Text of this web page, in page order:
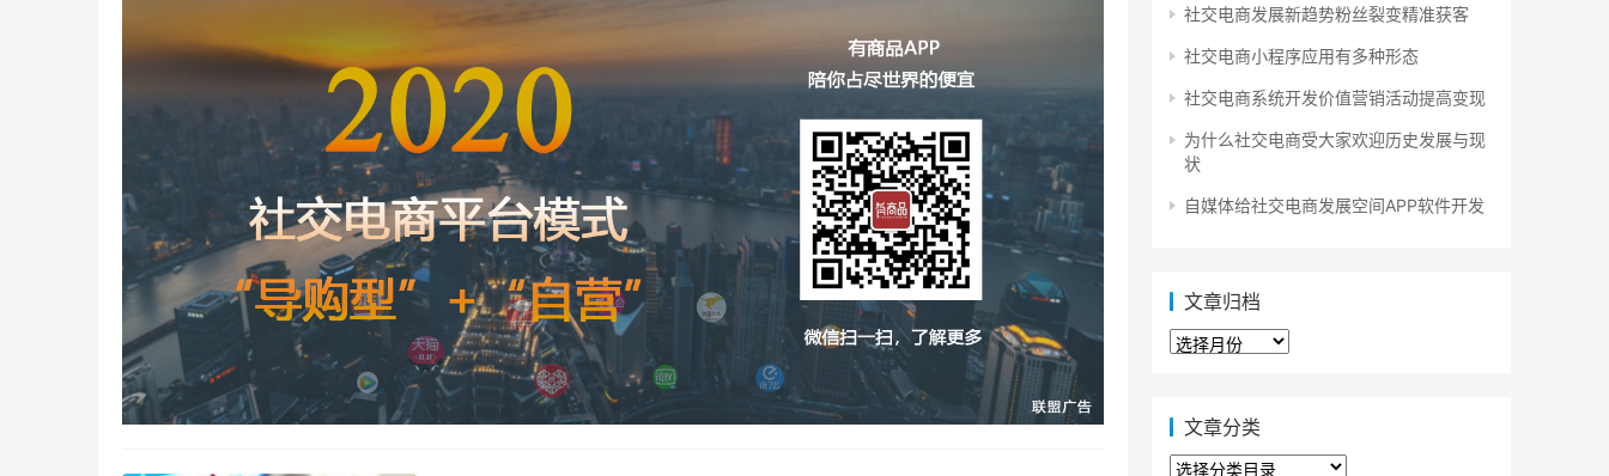
社交电商发展新趋势粉丝裂变精准获客
社交电商小程序应用有多种形态
社交电商系统开发价值营销活动提高变现
为什么社交电商受大家欢迎历史发展与现
状
自媒体给社交电商发展空间APP软件开发
文章归档
文
文章分类
文